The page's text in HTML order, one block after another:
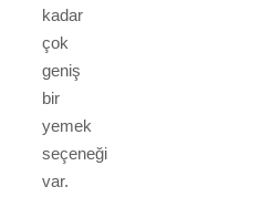
kadar
çok
geniş
bir
yemek
seçeneği
var.